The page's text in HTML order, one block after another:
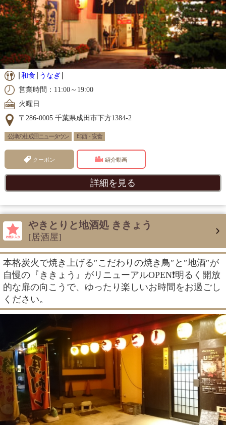
和食
うなぎ
営業時間：11:00～19:00
火曜日
〒286-0005 千葉県成田市下方1384-2
公津の杜 成田ニュータウン 印西・安食
クーポン 紹介動画
詳細を見る
やきとりと地酒処 ききょう
[居酒屋]
本格炭火で焼き上げる″こだわりの焼き鳥″と″地酒″が
自慢の『ききょう』がリニューアルOPEN❗明るく開放
的な扉の向こうで、ゆったり楽しいお時間をお過ごし
ください。